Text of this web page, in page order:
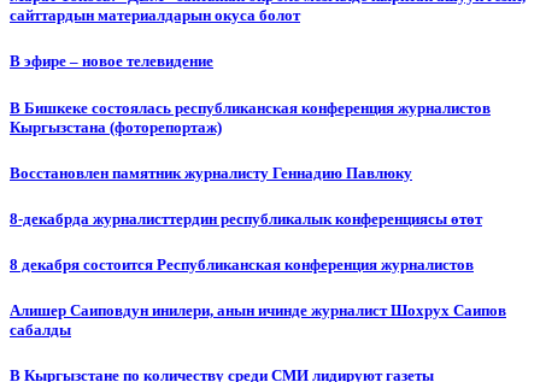
сайттардын материалдарын окуса болот
В эфире – новое телевидение
В Бишкеке состоялась республиканская конференция журналистов
Кыргызстана (фоторепортаж)
Восстановлен памятник журналисту Геннадию Павлюку
8-декабрда журналисттердин республикалык конференциясы өтөт
8 декабря состоится Республиканская конференция журналистов
Алишер Саиповдун инилери, анын ичинде журналист Шохрух Саипов
сабалды
В Кыргызстане по количеству среди СМИ лидируют газеты